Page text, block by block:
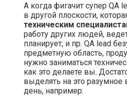
А когда фигачит супер QA
в другой плоскости,
техническим
работу других людей,
планирует, и пр. QA lead
предметную область,
нужно заниматься
как это делаете вы.
выделять на это разумное
день, например.